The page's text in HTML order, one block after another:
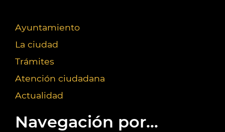
Ayuntamiento
La ciudad
Trámites
Atención ciudadana
Actualidad
Navegación por...